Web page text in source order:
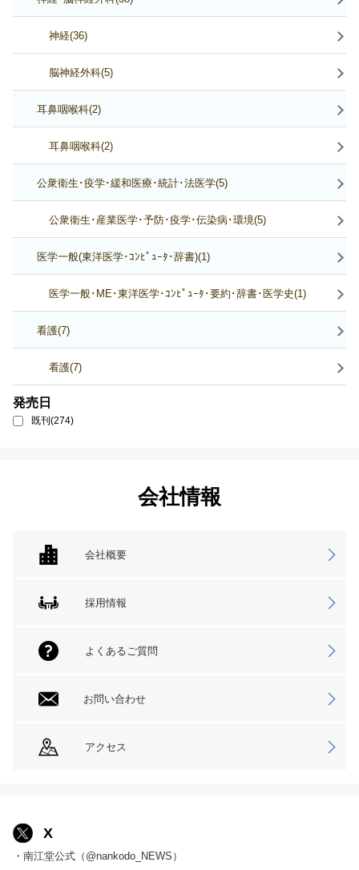
神経(36)
脳神経外科(5)
耳鼻咽喉科(2)
耳鼻咽喉科(2)
公衆衛生･疫学･緩和医療･統計･法医学(5)
公衆衛生･産業医学･予防･疫学･伝染病･環境(5)
医学一般(東洋医学･ｺﾝﾋﾟｭｰﾀ･辞書)(1)
医学一般･ME･東洋医学･ｺﾝﾋﾟｭｰﾀ･要約･辞書･医学史(1)
看護(7)
看護(7)
発売日
既刊(274)
会社情報
会社概要
採用情報
よくあるご質問
お問い合わせ
アクセス
X
・南江堂公式（@nankodo_NEWS）